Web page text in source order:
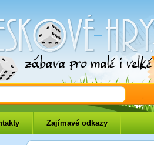
Zajímavé odkazy